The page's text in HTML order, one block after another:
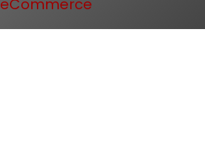
eCommerce